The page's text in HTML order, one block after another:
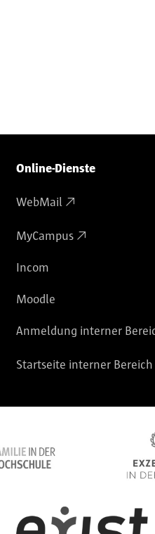
Online-Dienste
WebMail
MyCampus
Incom
Moodle
Anmeldung interner
Startseite interner Bereich